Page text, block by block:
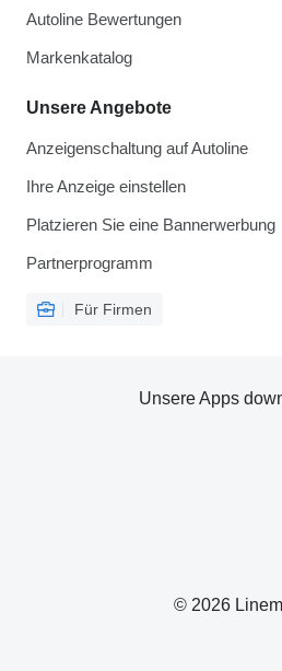
Autoline Bewertungen
Markenkatalog
Unsere Angebote
Anzeigenschaltung auf Autoline
Ihre Anzeige einstellen
Platzieren Sie eine Bannerwerbung
Partnerprogramm
Für Firmen
© 2026
Unsere Apps